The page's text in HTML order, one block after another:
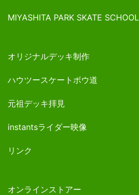
MIYASHITA PARK SKATE SCHOOL
オリジナルデッキ制作
ハウツースケートボウ道
元祖デッキ拝見
instantsライダー映像
リンク
オンラインストアー